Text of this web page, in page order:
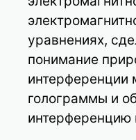
уравнениях,
понимание
интерференции
голограммы и